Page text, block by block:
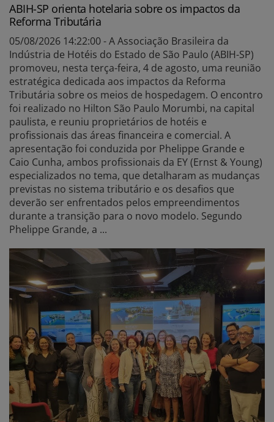
ABIH-SP orienta hotelaria sobre os impactos da
Reforma Tributária
05/08/2026 14:22:00 - A Associação Brasileira da
Indústria de Hotéis do Estado de São Paulo (ABIH-SP)
promoveu, nesta terça-feira, 4 de agosto, uma reunião
estratégica dedicada aos impactos da Reforma
Tributária sobre os meios de hospedagem. O encontro
foi realizado no Hilton São Paulo Morumbi, na capital
paulista, e reuniu proprietários de hotéis e
profissionais das áreas financeira e comercial. A
apresentação foi conduzida por Phelippe Grande e
Caio Cunha, ambos profissionais da EY (Ernst & Young)
especializados no tema, que detalharam as mudanças
previstas no sistema tributário e os desafios que
deverão ser enfrentados pelos empreendimentos
durante a transição para o novo modelo. Segundo
Phelippe Grande, a ...